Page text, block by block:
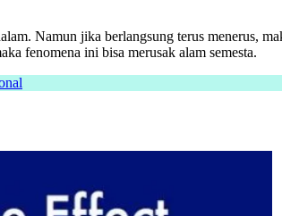
Namun jika berlangsung terus menerus,
fenomena ini bisa merusak alam semesta.